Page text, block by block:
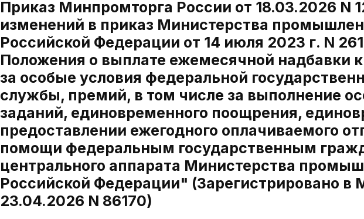
Приказ Минпромторга России от 18.03.2026 N
изменений в приказ Министерства
Российской Федерации от 14 июля 2023 г. N
Положения о выплате ежемесячной надбавки
за особые условия федеральной
службы, премий, в том числе за выполнение
заданий, единовременного поощрения,
предоставлении ежегодного оплачиваемого
помощи федеральным государственным
центрального аппарата Министерства
Российской Федерации" (Зарегистрировано в
23.04.2026 N 86170)